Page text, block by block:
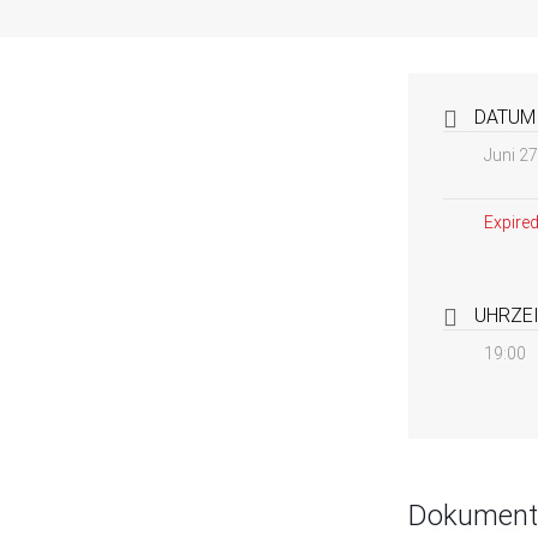
DATUM
Juni
19:00